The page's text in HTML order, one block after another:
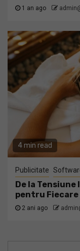
1 an ago
4 min read
Publicitate
De la
pentru Fiecare
2 ani ago